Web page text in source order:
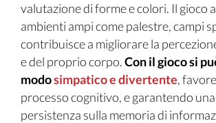
valutazione di forme e colori. Il gioco
ambienti ampi come palestre, campi
contribuisce a migliorare la
e del proprio corpo.Con il gioco si
modosimpatico e divertente,
processo cognitivo, e garantendo
persistenza sulla memoria di